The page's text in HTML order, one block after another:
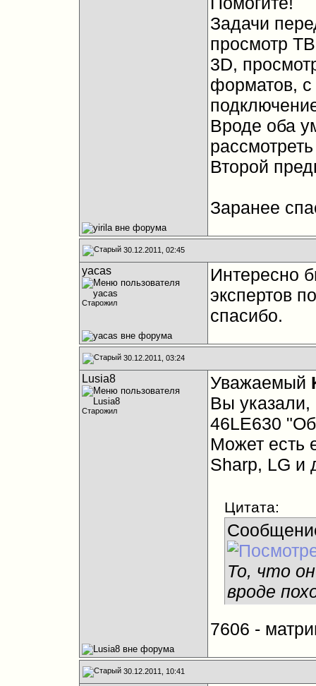
Задачи
просмотр
3D,
форматов,
Вроде оба
Второй
Заранее
30.12.2011, 02:45
yacas
Старожил
Интересно
экспертов
спасибо.
30.12.2011, 03:24
Lusia8
Старожил
Уважаемый
Вы указали,
46LE630
Может есть
Sharp, LG и
Цитата:
То, что
вроде
7606 -
30.12.2011, 10:41